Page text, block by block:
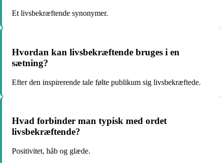
Et livsbekræftende synonymer.
Hvordan kan livsbekræftende bruges i en
sætning?
Efter den inspirerende tale følte publikum sig livsbekræftede.
Hvad forbinder man typisk med ordet
livsbekræftende?
Positivitet, håb og glæde.